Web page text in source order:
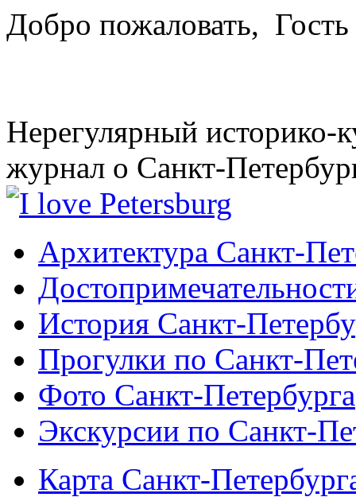
Добро пожаловать, Гость
Нерегулярный историко-
журнал о Санкт-
Архитектура Санкт-
История Санкт-
Прогулки по Санкт-
Фото Санкт-Петербурга
Экскурсии по Санкт-
Карта Санкт-